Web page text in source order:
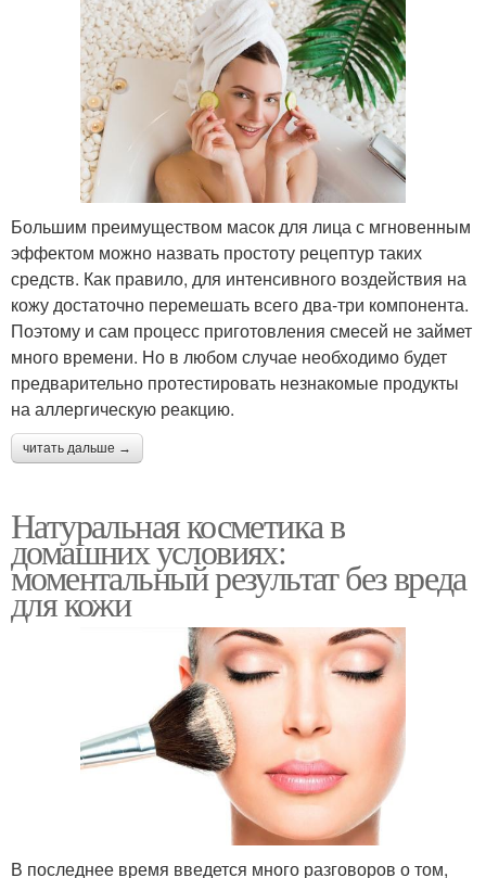
Большим преимуществом масок для лица с мгновенным
эффектом можно назвать простоту рецептур таких
средств. Как правило, для интенсивного воздействия на
кожу достаточно перемешать всего два-три компонента.
Поэтому и сам процесс приготовления смесей не займет
много времени. Но в любом случае необходимо будет
предварительно протестировать незнакомые продукты
на аллергическую реакцию.
читать дальше →
Натуральная косметика в
домашних условиях:
моментальный результат без вреда
для кожи
В последнее время введется много разговоров о том,